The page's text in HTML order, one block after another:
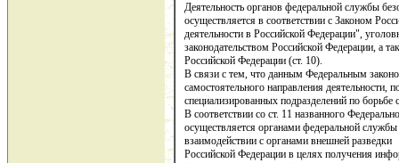
Деятельность органов федеральной службы
осуществляется в соответствии с Законом
деятельности в Российской Федерации",
законодательством Российской Федерации, а
Российской Федерации (ст. 10).
В связи с тем, что данным Федеральным
самостоятельного направления деятельности,
специализированных подразделений по борьбе
В соответствии со ст. 11 названного
осуществляется органами федеральной
взаимодействии с органами внешней разведки
Российской Федерации в целях получения